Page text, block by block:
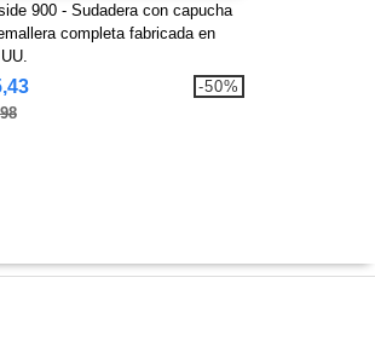
900 - Sudadera con capucha
completa fabricada en
-50%